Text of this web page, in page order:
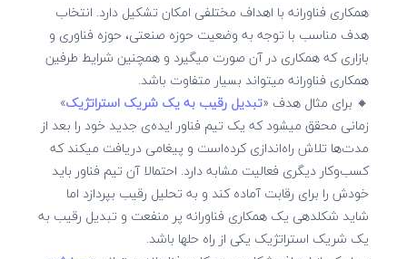
همکاری فناورانه با اهداف مختلفی امکان تشکیل دارد. انتخاب
هدف مناسب با توجه به وضعیت حوزه صنعتی، حوزه فناوری و
بازاری که همکاری در آن صورت می­گیرد و همچنین شرایط طرفین
همکاری فناورانه می­تواند بسیار متفاوت باشد.
🔸 برای مثال هدف «تبدیل رقیب به یک شریک استراتژیک»
زمانی محقق می­شود که یک تیم فناور ایده‌ی جدید خود را بعد از
مدت‌ها تلاش راه‌اندازی کرده‌است و پیغامی دریافت می­کند که
کسب‌وکار دیگری فعالیت مشابه دارد. احتمالا آن تیم فناور باید
خودش را برای رقابت آماده کند و به تحلیل رقیب بپردازد اما
شاید شکل­دهی یک همکاری فناورانه پر منفعت و تبدیل رقیب به
یک شریک استراتژیک یکی از راه حل­ها باشد.